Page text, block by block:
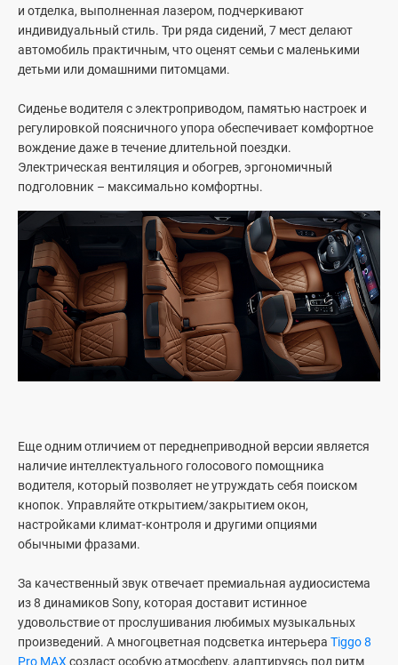
RU
и отделка, выполненная лазером, подчеркивают
индивидуальный стиль. Три ряда сидений, 7 мест делают
автомобиль практичным, что оценят семьи с маленькими
детьми или домашними питомцами.
Сиденье водителя с электроприводом, памятью настроек и
регулировкой поясничного упора обеспечивает комфортное
вождение даже в течение длительной поездки.
Электрическая вентиляция и обогрев, эргономичный
подголовник – максимально комфортны.
Еще одним отличием от переднеприводной версии является
наличие интеллектуального голосового помощника
водителя, который позволяет не утруждать себя поиском
кнопок. Управляйте открытием/закрытием окон,
настройками климат-контроля и другими опциями
обычными фразами.
За качественный звук отвечает премиальная аудиосистема
из 8 динамиков Sony, которая доставит истинное
удовольствие от прослушивания любимых музыкальных
произведений. А многоцветная подсветка интерьера Tiggo 8
Pro MAX создаст особую атмосферу, адаптируясь под ритм